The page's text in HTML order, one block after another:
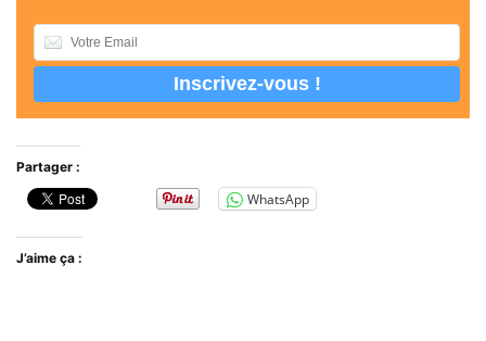
Partager :
WhatsApp
J’aime ça :